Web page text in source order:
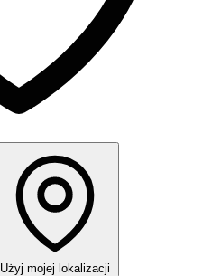
Użyj mojej lokalizacji